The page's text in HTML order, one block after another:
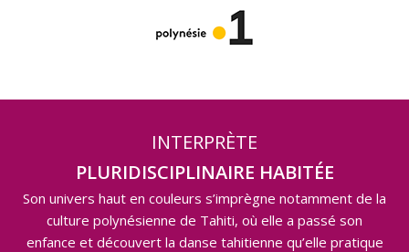
INTERPRÈTE
PLURIDISCIPLINAIRE HABITÉE
Son univers haut en couleurs s’imprègne notamment de la
culture polynésienne de Tahiti, où elle a passé son
enfance et découvert la danse tahitienne qu’elle pratique